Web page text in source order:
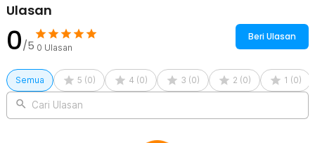
stabil dan memperpanjang umur penggunaan. Cocok untuk
penggunaan jangka panjang baik di kantor maupun setup kerja
pribadi.
Mouse pad TaffGEAR dilengkapi lapisan permukaan yang lebih
tahan terhadap percikan air dan tumpahan ringan, sehingga cairan
tidak mudah meresap dan membantu mencegah noda dari kopi,
teh, atau air saat digunakan. Fitur ini membuat mouse pad tetap
Ulasan
0/5 0 Ulasan
Beri Ulasan
Semua 5 (0) 4 (0) 3 (0) 2 (0) 1 (0)
Cari Ulasan